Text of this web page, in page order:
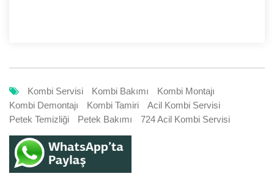
Kombi Servisi Kombi Bakımı
Kombi Montajı
Kombi Demontajı
Kombi Tamiri
Acil Kombi Servisi
Petek Temizliği
Petek Bakımı 724 Acil Kombi Servisi